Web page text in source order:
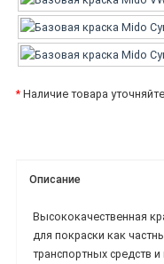
* Наличие товара
Описание
Высококачественная
для покраски как
транспортных средств